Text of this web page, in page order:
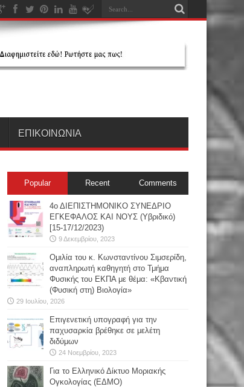
ΕΠΙΚΟΙΝΩΝΙΑ
Popular Recent Comments
4ο ΔΙΕΠΙΣΤΗΜΟΝΙΚΟ ΣΥΝΕΔΡΙΟ
ΕΓΚΕΦΑΛΟΣ ΚΑΙ ΝΟΥΣ (Υβριδικό)
[15-17/12/2023)
9 Δεκεμβρίου, 2023
Oμιλία του κ. Κωνσταντίνου Σιμσερίδη,
αναπληρωτή καθηγητή στο Τμήμα
Φυσικής του ΕΚΠΑ με θέμα: «Κβαντική
(Φυσική στη) Βιολογία»
29 Ιουλίου, 2026
Επιγενετική υπογραφή για την
παχυσαρκία βρέθηκε σε μελέτη
διδύμων
24 Νοεμβρίου, 2023
Για το Ελληνικό Δίκτυο Μοριακής
Ογκολογίας (ΕΔΜΟ)